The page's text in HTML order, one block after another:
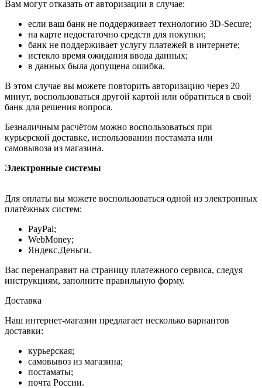
Вам могут отказать от авторизации в случае:
если ваш банк не поддерживает технологию 3D-Secure;
на карте недостаточно средств для покупки;
банк не поддерживает услугу платежей в интернете;
истекло время ожидания ввода данных;
в данных была допущена ошибка.
В этом случае вы можете повторить авторизацию через 20
минут, воспользоваться другой картой или обратиться в свой
банк для решения вопроса.
Безналичным расчётом можно воспользоваться при
курьерской доставке, использовании постамата или
самовывоза из магазина.
Электронные системы
Для оплаты вы можете воспользоваться одной из электронных
платёжных систем:
PayPal;
WebMoney;
Яндекс.Деньги.
Вас перенаправит на страницу платежного сервиса, следуя
инструкциям, заполните правильную форму.
Доставка
Наш интернет-магазин предлагает несколько вариантов
доставки:
курьерская;
самовывоз из магазина;
постаматы;
почта России.